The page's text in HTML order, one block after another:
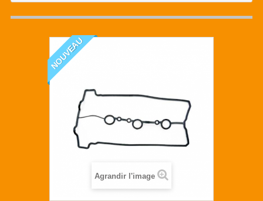
NOUVEAU
Agrandir l'image